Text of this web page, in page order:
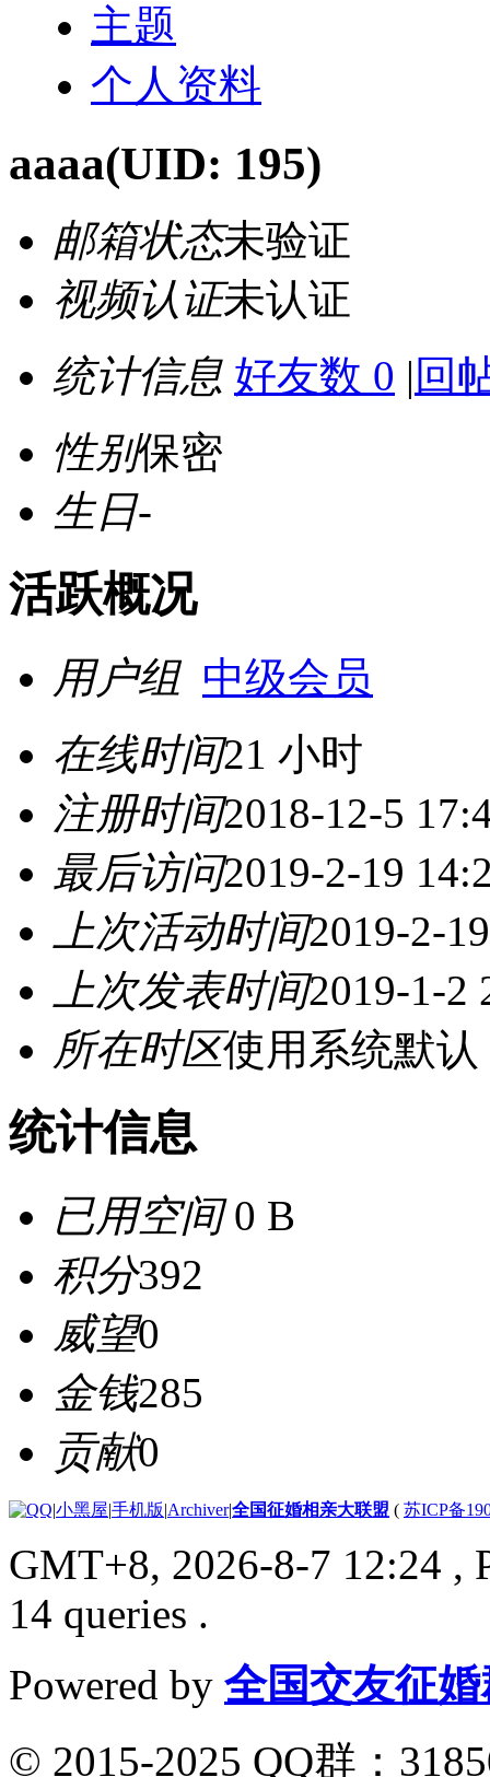
主题
个人资料
aaaa(UID: 195)
邮箱状态未验证
视频认证未认证
统计信息 好友数 0 | 回
性别保密
生日-
活跃概况
用户组 中级会员
在线时间21 小时
注册时间2018-12-5
最后访问2019-2-19
上次活动时间2019-2-
上次发表时间2019-1-2
所在时区使用系统默认
统计信息
已用空间0 B
积分392
威望0
金钱285
贡献0
|小黑屋|手机版|Archiver|全国征婚相亲大联盟 ( 苏ICP备
GMT+8, 2026-8-7 12:24 ,
14 queries .
Powered by 全国交友征婚
© 2015-2025 QQ群：